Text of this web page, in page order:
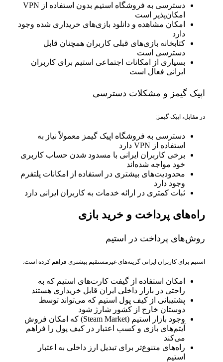
دسترسی به فروشگاه استیم بدون استفاده از VPN
امکان‌پذیر است
امکان مشاهده و دانلود بازی‌های خریداری شده وجود
دارد
کتابخانه بازی‌های قبلی کاربران همچنان قابل
دسترسی است
بسیاری از امکانات اجتماعی استیم برای کاربران
ایرانی فعال است
اپیک گیمز و مشکلات دسترسی
در مقابل، اپیک گیمز:
دسترسی به فروشگاه اپیک گیمز معمولاً نیاز به
استفاده از VPN دارد
برخی کاربران ایرانی با مسدود شدن حساب کاربری
خود مواجه شده‌اند
محدودیت‌های بیشتری در استفاده از امکانات پلتفرم
وجود دارد
ثبات کمتری در ارائه خدمات به کاربران ایرانی دارد
راه‌های پرداخت و خرید بازی
روش‌های پرداخت در استیم
استیم برای کاربران ایرانی گزینه‌های غیرمستقیم بیشتری فراهم کرده است:
امکان استفاده از گیفت کارت‌های استیم که به
راحتی در بازار داخلی ایران قابل خریداری هستند
پشتیبانی از کیف پول استیم که می‌تواند توسط
دوستان خارج از کشور شارژ شود
وجود بازار استیم (Steam Market) که امکان فروش
آیتم‌های بازی و کسب اعتبار در کیف پول را فراهم
می‌کند
راه‌های متنوع‌تر برای تبدیل ارز داخلی به اعتبار
استیم